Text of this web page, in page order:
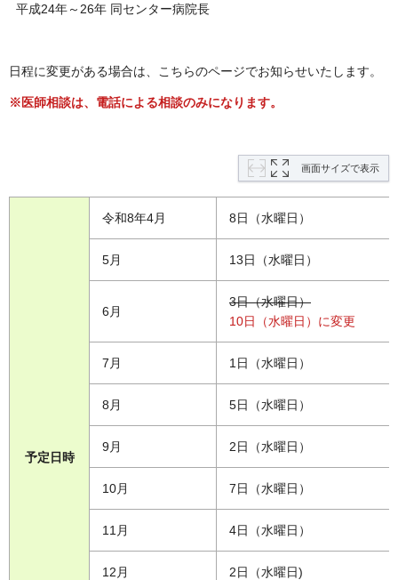
平成24年～26年 同センター病院長
日程に変更がある場合は、こちらのページでお知らせいたします。
※医師相談は、電話による相談のみになります。
画面サイズで表示
予定日時
令和8年4月 8日（水曜日）
5月 13日（水曜日）
6月
3日（水曜日）
10日（水曜日）に変更
7月 1日（水曜日）
8月 5日（水曜日）
9月 2日（水曜日）
10月 7日（水曜日）
11月 4日（水曜日）
12月 2日（水曜日)